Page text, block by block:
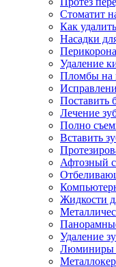
Стоматит
Как
Насадки
Удаление
Пломбы на
Поставить
Лечение
Полно
Вставить
Афтозный
Жидкости
Удаление
Люминиры